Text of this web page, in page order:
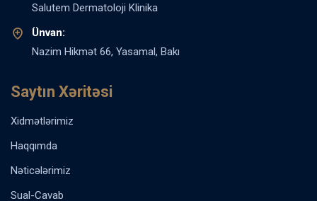
Salutem Dermatoloji Klinika
Ünvan:
Nazim Hikmət 66, Yasamal, Bakı
Saytın Xəritəsi
Xidmətlərimiz
Haqqımda
Nəticələrimiz
Sual-Cavab